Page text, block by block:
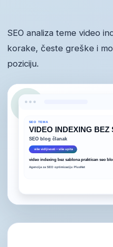
SEO analiza teme video
korake, česte greške i
poziciju.